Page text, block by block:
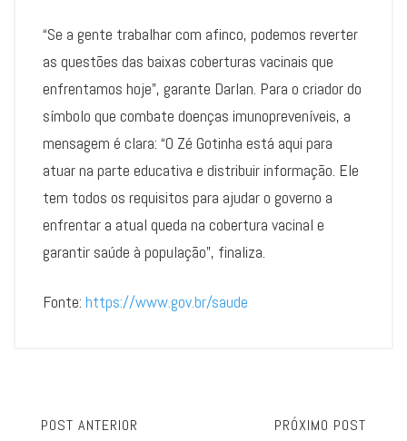
“Se a gente trabalhar com afinco, podemos reverter
as questões das baixas coberturas vacinais que
enfrentamos hoje”, garante Darlan. Para o criador do
símbolo que combate doenças imunopreveníveis, a
mensagem é clara: “O Zé Gotinha está aqui para
atuar na parte educativa e distribuir informação. Ele
tem todos os requisitos para ajudar o governo a
enfrentar a atual queda na cobertura vacinal e
garantir saúde à população”, finaliza.
Fonte: https://www.gov.br/saude
POST ANTERIOR PRÓXIMO POST